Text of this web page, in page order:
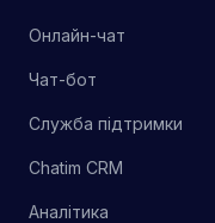
Онлайн-чат
Чат-бот
Служба підтримки
Chatim CRM
Аналітика